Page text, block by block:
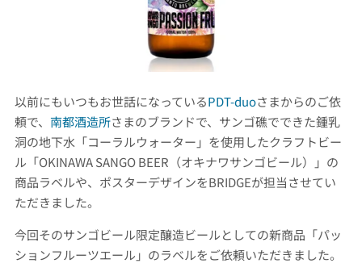
以前にもいつもお世話になっているPDT-duoさまからのご依
頼で、 南都酒造所さまのブランドで、サンゴ礁でできた鍾乳
洞の地下水「コーラルウォーター」を使用したクラフトビー
ル「OKINAWA SANGO BEER（オキナワサンゴビール）」の
商品ラベルや、ポスターデザインをBRIDGEが担当させてい
ただきました。
今回そのサンゴビール限定醸造ビールとしての新商品「パッ
ションフルーツエール」のラベルをご依頼いただきました。